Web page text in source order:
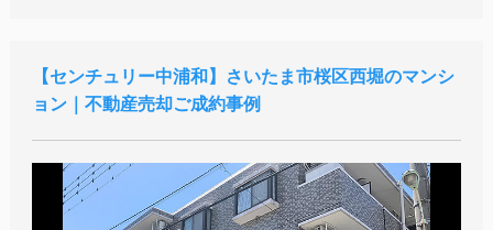
センチュリー中浦和
さいたま市桜区西堀のマンシ
ョン｜不動産売却ご成約事例